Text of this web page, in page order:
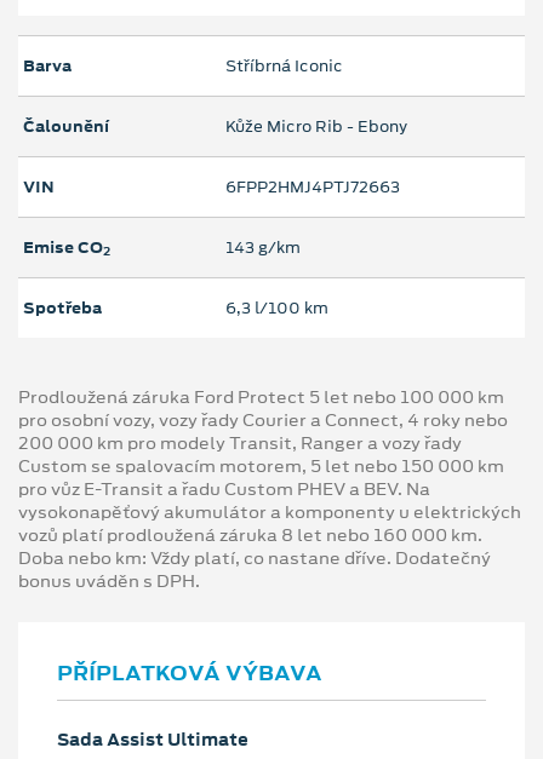
Barva Stříbrná Iconic
Čalounění Kůže Micro Rib - Ebony
VIN 6FPP2HMJ4PTJ72663
Emise CO2 143 g/km
Spotřeba 6,3 l/100 km
Prodloužená záruka Ford Protect 5 let nebo 100 000 km
pro osobní vozy, vozy řady Courier a Connect, 4 roky nebo
200 000 km pro modely Transit, Ranger a vozy řady
Custom se spalovacím motorem, 5 let nebo 150 000 km
pro vůz E-Transit a řadu Custom PHEV a BEV. Na
vysokonapěťový akumulátor a komponenty u elektrických
vozů platí prodloužená záruka 8 let nebo 160 000 km.
Doba nebo km: Vždy platí, co nastane dříve. Dodatečný
bonus uváděn s DPH.
PŘÍPLATKOVÁ VÝBAVA
Sada Assist Ultimate